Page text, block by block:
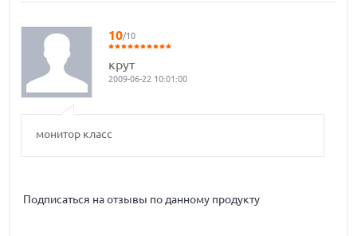
10/10
крут
2009-06-22 10:01:00
монитор класс
Подписаться на отзывы по данному продукту